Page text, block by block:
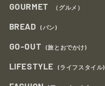
GOURMET （グルメ）
BREAD (パン)
GO-OUT (旅とおでかけ)
LIFESTYLE (ライフスタイル)